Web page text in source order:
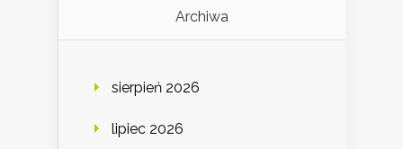
Archiwa
sierpień 2026
lipiec 2026